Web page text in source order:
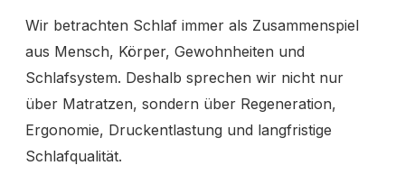
Wir betrachten Schlaf immer als Zusammenspiel
aus Mensch, Körper, Gewohnheiten und
Schlafsystem. Deshalb sprechen wir nicht nur
über Matratzen, sondern über Regeneration,
Ergonomie, Druckentlastung und langfristige
Schlafqualität.